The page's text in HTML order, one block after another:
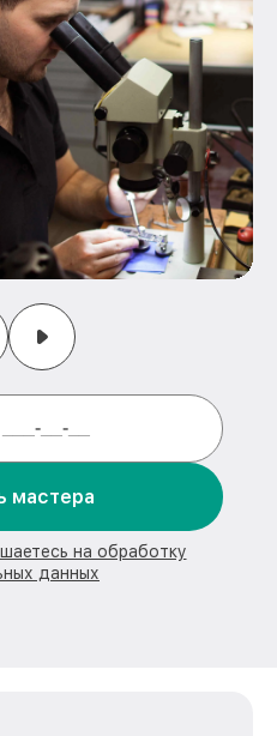
мастера
на обработку
данных